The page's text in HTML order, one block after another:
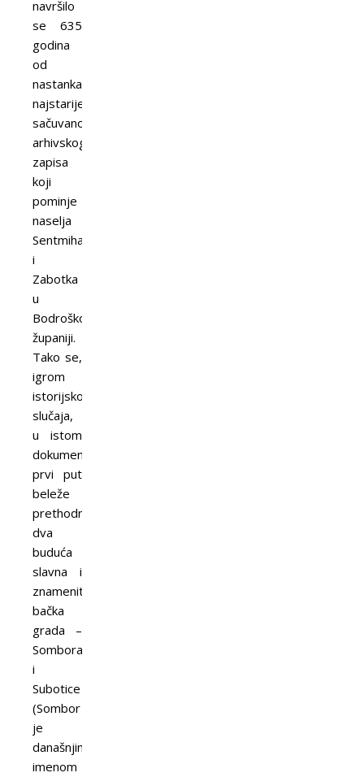
navršilo
se 635
godina
od
nastanka
najstarijeg
sačuvanog
arhivskog
zapisa
koji
pominje
naselja
Sentmihalj
i
Zabotka
u
Bodroškoj
županiji.
Tako se,
igrom
istorijskog
slučaja,
u istom
dokumentu
prvi put
beleže
prethodnice
dva
buduća
slavna i
znamenita
bačka
grada –
Sombora
i
Subotice
(Sombor
je
današnjim
imenom